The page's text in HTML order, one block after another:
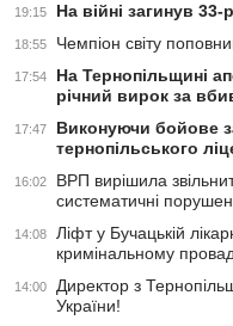
19:15 На війні загинув
18:55 Чемпіон світу
17:54
На Тернопільщині
річний вирок за
17:47
Виконуючи бойове
тернопільського
16:02
ВРП вирішила
систематичні
14:08
Ліфт у Бучацькій
кримінальному
14:00
Директор з
України!